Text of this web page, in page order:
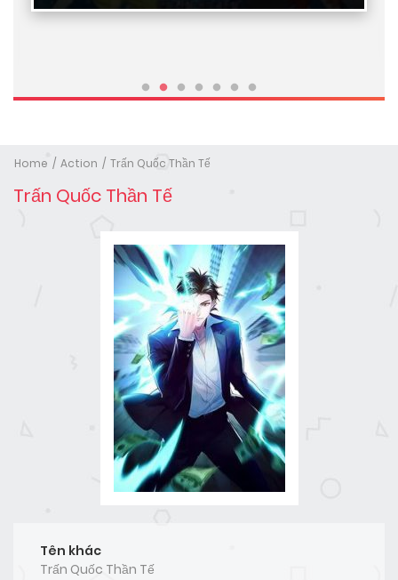
Home Action Trấn Quốc Thần Tế
Trấn Quốc Thần Tế
Tên khác
Trấn Quốc Thần Tế